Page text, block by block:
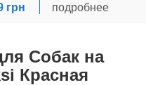
грн подробнее
Собак на
Красная